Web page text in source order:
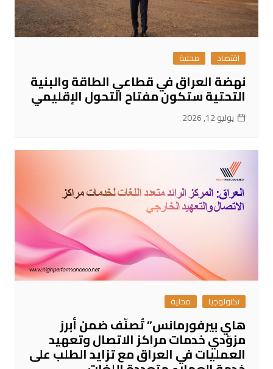
اقتصاد محلية
نهضة العراق في قطاعي الطاقة والبنية
التحتية ستكون مفتاح التحول الإقليمي
يوليو 12, 2026
تكنولوجيا محلية
هاي بيرفورمانس” تُصنّف ضمن أبرز
مزوّدي خدمات مراكز الاتصال وتعهيد
العمليات في العراق مع تزايد الطلب على